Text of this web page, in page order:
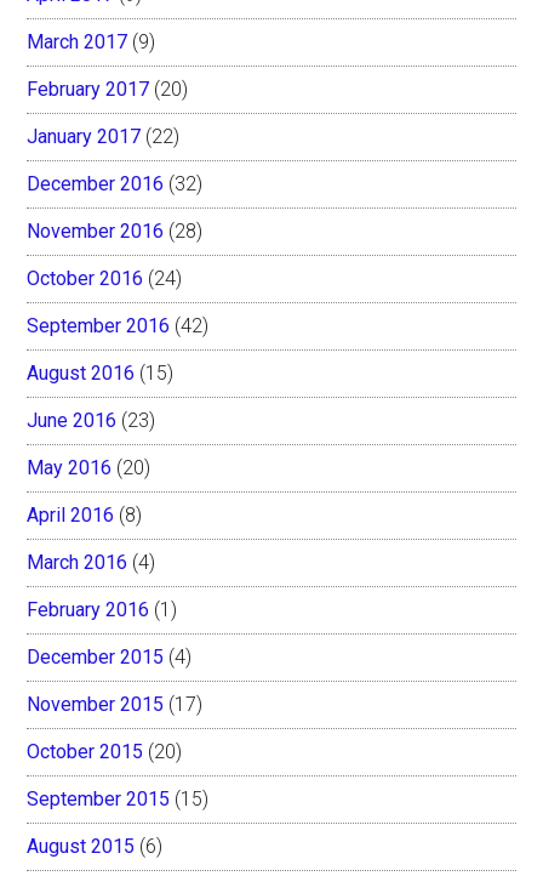
March 2017 (9)
February 2017 (20)
January 2017 (22)
December 2016 (32)
November 2016 (28)
October 2016 (24)
September 2016 (42)
August 2016 (15)
June 2016 (23)
May 2016 (20)
April 2016 (8)
March 2016 (4)
February 2016 (1)
December 2015 (4)
November 2015 (17)
October 2015 (20)
September 2015 (15)
August 2015 (6)